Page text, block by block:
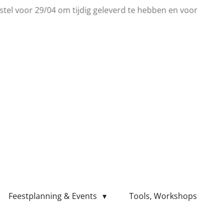
voor 29/04 om tijdig geleverd te hebben en
Feestplanning & Events Tools,